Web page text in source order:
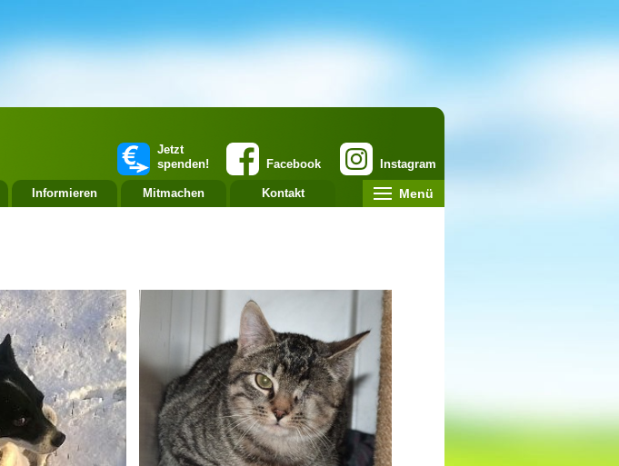
Instagram
Facebook
Jetzt
spenden!
Informieren Mitmachen Kontakt Menü